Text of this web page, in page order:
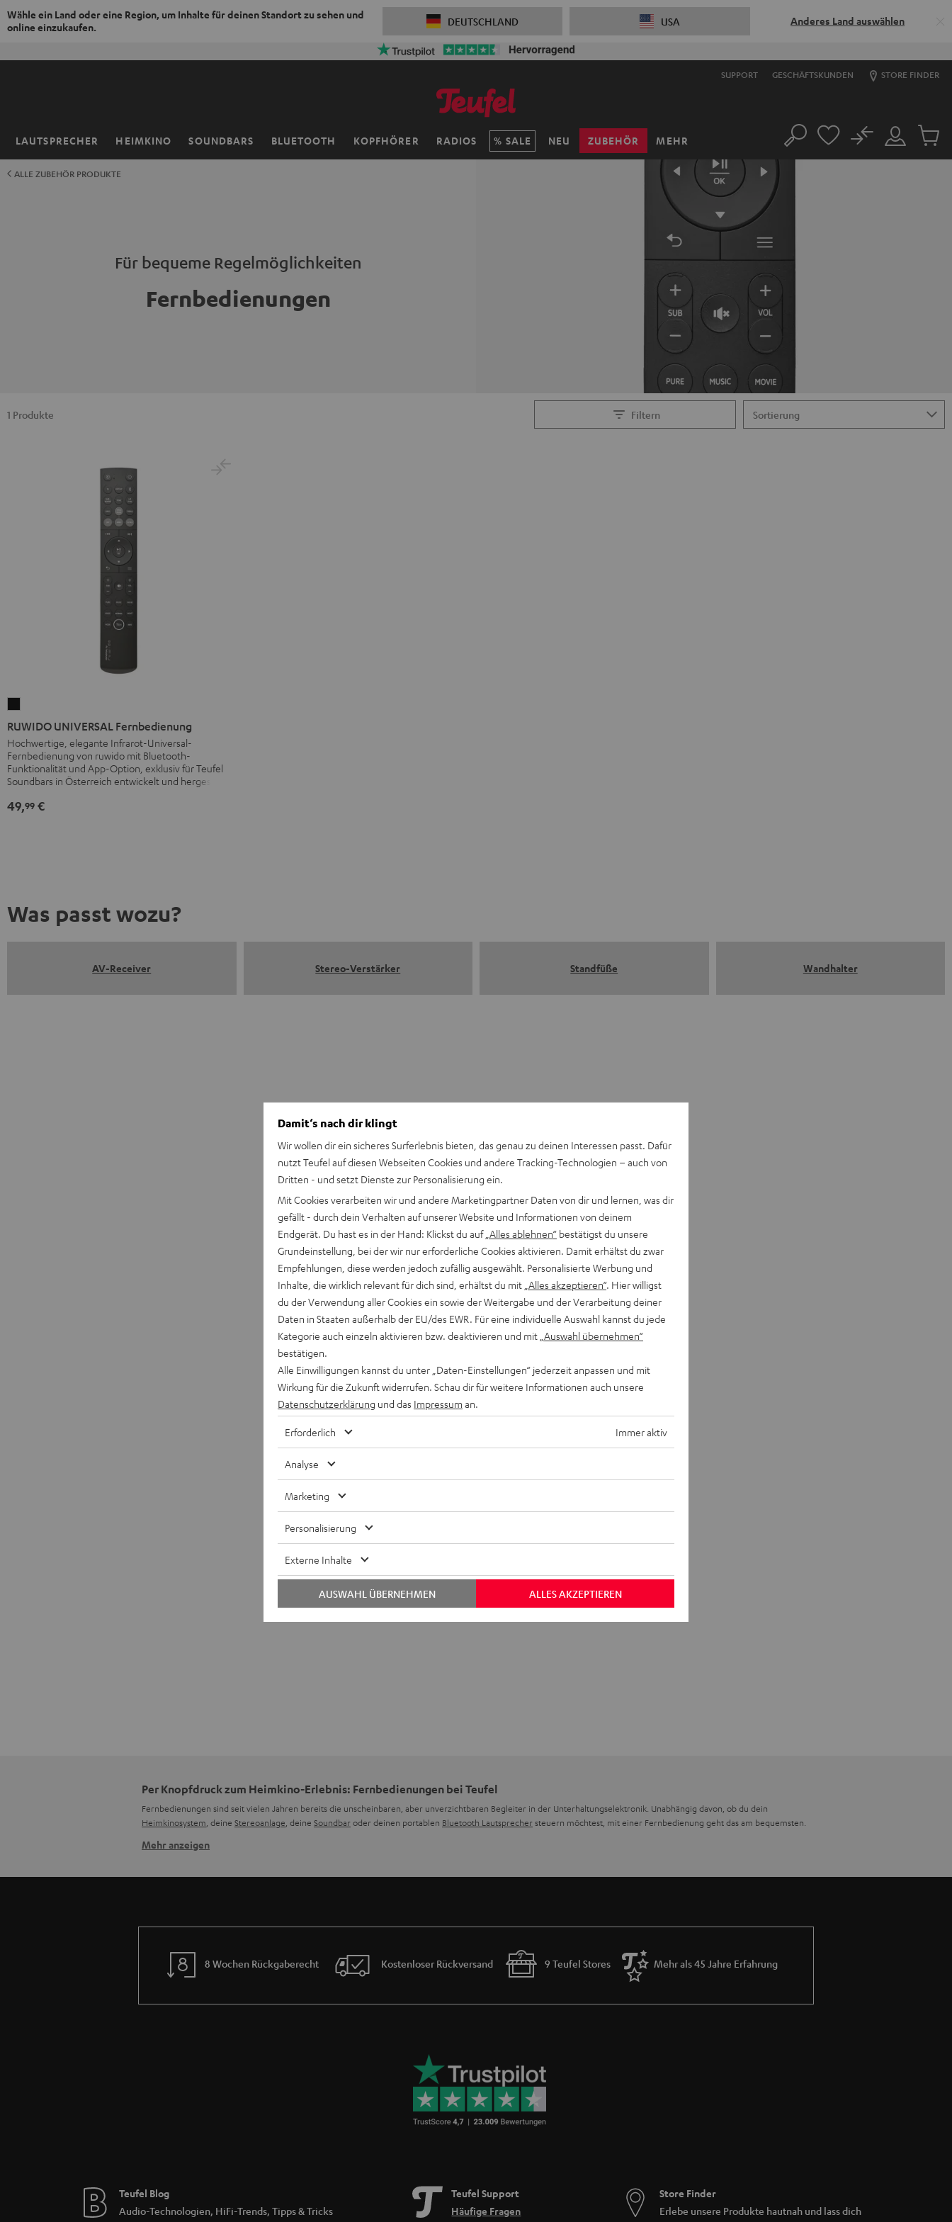
Wähle ein Land oder eine Region, um Inhalte für deinen Standort zu sehen und
online einzukaufen.
DEUTSCHLAND USA Anderes Land auswählen
SUPPORT GESCHÄFTSKUNDEN STORE FINDER
LAUTSPRECHER HEIMKINO SOUNDBARS BLUETOOTH KOPFHÖRER RADIOS SALE NEU ZUBEHÖR MEHR
Startseite Suche
Mein
Konto
No
Artikel
ALLE ZUBEHÖR PRODUKTE
Für bequeme Regelmöglichkeiten
Fernbedienungen
Filtern
1 Produkte
UNIVERSAL
Fernbedienung
Schwarz
RUWIDO UNIVERSAL Fernbedienung
Hochwertige, elegante Infrarot-Universal-
Fernbedienung von ruwido mit Bluetooth-
Funktionalität und App-Option, exklusiv für Teufel
Soundbars in Österreich entwickelt und hergestellt
49,99 €
Was passt wozu?
AV-Receiver Stereo-Verstärker Standfüße Wandhalter
Per Knopfdruck zum Heimkino-Erlebnis: Fernbedienungen bei Teufel
Fernbedienungen sind seit vielen Jahren bereits die unscheinbaren, aber unverzichtbaren Begleiter in der Unterhaltungselektronik. Unabhängig davon, ob du dein
Heimkinosystem , deine Stereoanlage , deine Soundbaroder deinen portablen Bluetooth Lautsprechersteuern möchtest, mit einer Fernbedienung geht das am bequemsten.
Welche Arten von Fernbedienungen gibt es bei Teufel?
Die Ruwido Universal-Fernbedienung ist mit folgenden Soundbars kompatibel:
CINEBAR ONE
CINEDECK
CINEBAR 11 (alle Versionen)
Worauf solltest du generel bei der Auswahl einer Fernbedienung achten?
Kompatibilität: Stelle sicher, dass die Fernbedienung mit deinen Geräten kompatibel ist. Manche Modelle bieten eine umfassende Geräteunterstützung, während
Benutzerfreundlichkeit: Die Bedienbarkeit der Fernbedienung ist entscheidend. Tasten sollten gut angeordnet und leicht zu drücken sein. Ein übersichtliches Display
kann ebenfalls die Bedienung erleichtern.
Mehr anzeigen
8 Wochen Rückgaberecht Kostenloser Rückversand 9 Teufel Stores Mehr als 45 Jahre Erfahrung
Teufel Blog
Audio-Technologien, HiFi-Trends, Tipps & Tricks
Teufel Support
Häufige Fragen
Store Finder
Erlebe unsere Produkte hautnah und lass dich
Damit‘s nach dir klingt
Wir wollen dir ein sicheres Surferlebnis bieten, das genau zu deinen Interessen passt. Dafür
nutzt Teufel auf diesen Webseiten Cookies und andere Tracking-Technologien – auch von
Dritten - und setzt Dienste zur Personalisierung ein.
Mit Cookies verarbeiten wir und andere Marketingpartner Daten von dir und lernen, was dir
gefällt - durch dein Verhalten auf unserer Website und Informationen von deinem
Endgerät. Du hast es in der Hand: Klickst du auf „Alles ablehnen“ bestätigst du unsere
Grundeinstellung, bei der wir nur erforderliche Cookies aktivieren. Damit erhältst du zwar
Empfehlungen, diese werden jedoch zufällig ausgewählt. Personalisierte Werbung und
Inhalte, die wirklich relevant für dich sind, erhältst du mit „Alles akzeptieren“. Hier willigst
du der Verwendung aller Cookies ein sowie der Weitergabe und der Verarbeitung deiner
Daten in Staaten außerhalb der EU/des EWR. Für eine individuelle Auswahl kannst du jede
Kategorie auch einzeln aktivieren bzw. deaktivieren und mit „Auswahl übernehmen“
bestätigen.
Alle Einwilligungen kannst du unter „Daten-Einstellungen“ jederzeit anpassen und mit
Wirkung für die Zukunft widerrufen. Schau dir für weitere Informationen auch unsere
Datenschutzerklärung und das Impressum an.
Erforderlich Immer aktiv
Analyse
Marketing
Personalisierung
Externe Inhalte
ALLES AKZEPTIEREN
AUSWAHL ÜBERNEHMEN